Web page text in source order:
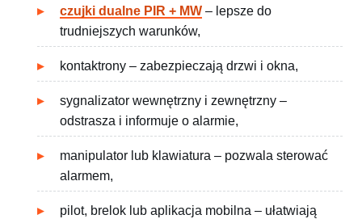
czujki dualne PIR + MW – lepsze do
trudniejszych warunków,
kontaktrony – zabezpieczają drzwi i okna,
sygnalizator wewnętrzny i zewnętrzny –
odstrasza i informuje o alarmie,
manipulator lub klawiatura – pozwala sterować
alarmem,
pilot, brelok lub aplikacja mobilna – ułatwiają